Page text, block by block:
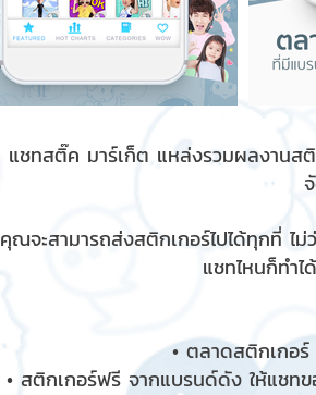
แชทสติ๊ค มาร์เก็ต แหล่งรวมผลงานส
คุณจะสามารถส่งสติกเกอร์ไปได้ทุกที่ ไ
แชทไหนก็ทำ
• ตลาดสติกเกอร์
• สติกเกอร์ฟรี จากแบรนด์ดัง ให้แช